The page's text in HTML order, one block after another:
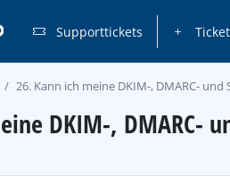
Supporttickets
26. Kann ich meine DKIM-, DMARC-
DKIM-, DMARC-